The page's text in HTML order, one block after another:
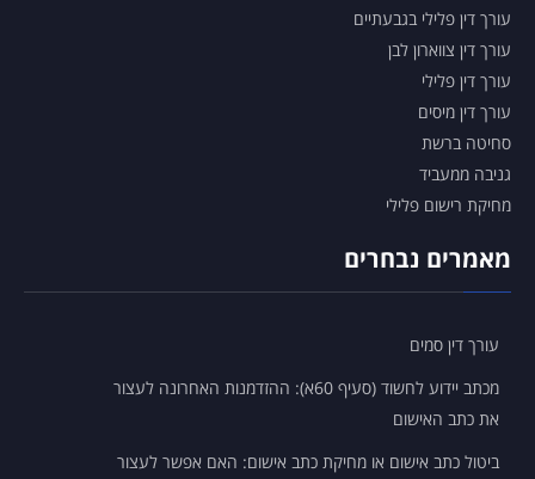
עורך דין פלילי בגבעתיים
עורך דין צווארון לבן
עורך דין פלילי
עורך דין מיסים
סחיטה ברשת
גניבה ממעביד
מחיקת רישום פלילי
מאמרים נבחרים
עורך דין סמים
מכתב יידוע לחשוד (סעיף 60א): ההזדמנות האחרונה לעצור
את כתב האישום
ביטול כתב אישום או מחיקת כתב אישום: האם אפשר לעצור